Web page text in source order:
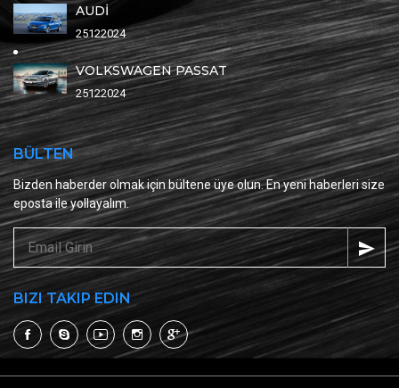
AUDİ
25122024
VOLKSWAGEN PASSAT
25122024
BÜLTEN
Bizden haberder olmak için bültene üye olun. En yeni haberleri size
eposta ile yollayalım.
BIZI TAKIP EDIN